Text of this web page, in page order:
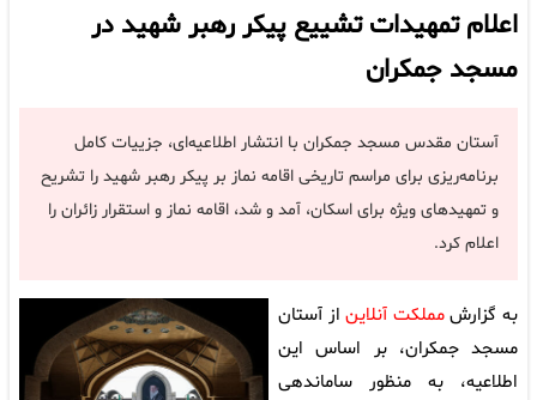
اعلام تمهیدات تشییع پیکر رهبر شهید در
مسجد جمکران
آستان مقدس مسجد جمکران با انتشار اطلاعیه‌ای، جزییات کامل
برنامه‌ریزی برای مراسم تاریخی اقامه نماز بر پیکر رهبر شهید را تشریح
و تمهیدهای ویژه برای اسکان، آمد و شد، اقامه نماز و استقرار زائران را
اعلام کرد.
به گزارشمملکت آنلاین از آستان
مسجد جمکران، بر اساس این
اطلاعیه، به منظور ساماندهی